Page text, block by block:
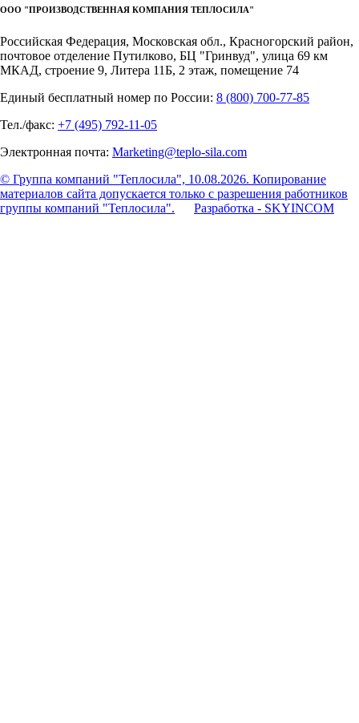
ООО "ПРОИЗВОДСТВЕННАЯ КОМПАНИЯ ТЕПЛОСИЛА"
Российская Федерация, Московская обл., Красногорский район,
почтовое отделение Путилково, БЦ "Гринвуд", улица 69 км
МКАД, строение 9, Литера 11Б, 2 этаж, помещение 74
Единый бесплатный номер по России: 8 (800) 700-77-85
Тел./факс: +7 (495) 792-11-05
Электронная почта: Marketing@teplo-sila.com
© Группа компаний "Теплосила", 10.08.2026. Копирование
материалов сайта допускается только с разрешения работников
группы компаний "Теплосила".
Разработка - SKYINCOM